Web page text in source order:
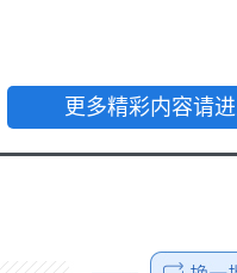
更多精彩内容请